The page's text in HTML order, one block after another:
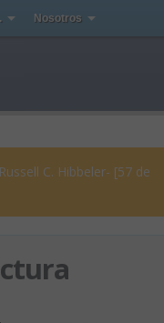
Nosotros
C. Hibbeler- [57 de